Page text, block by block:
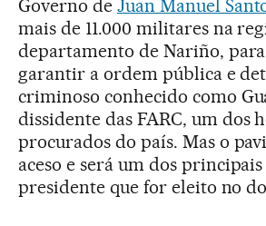
Governo de Juan Manuel
mais de 11.000 militares na
departamento de Nariño,
garantir a ordem pública e
criminoso conhecido como
dissidente das FARC, um dos
procurados do país. Mas o
aceso e será um dos
presidente que for eleito no